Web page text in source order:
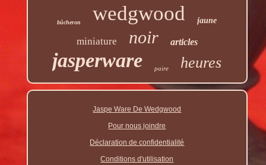
bûcheron wedgwood jaune
miniature noir articles
jasperware paire heures
Jaspe Ware De Wedgwood
Pour nous joindre
Déclaration de confidentialité
Conditions d'utilisation